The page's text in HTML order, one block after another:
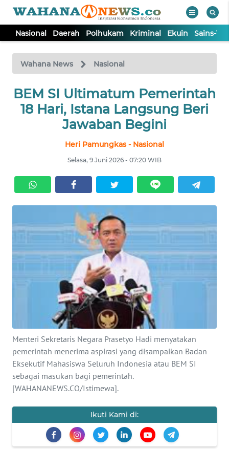
Nasional Daerah Polhukam Kriminal Ekuin Sains-
Wahana News Nasional
BEM SI Ultimatum Pemerintah
18 Hari, Istana Langsung Beri
Jawaban Begini
Heri Pamungkas - Nasional
Selasa, 9 Juni 2026 - 07:20 WIB
Menteri Sekretaris Negara Prasetyo Hadi menyatakan
pemerintah menerima aspirasi yang disampaikan Badan
Eksekutif Mahasiswa Seluruh Indonesia atau BEM SI
sebagai masukan bagi pemerintah.
[WAHANANEWS.CO/Istimewa].
Ikuti Kami di:
TV
Tutup
NASIONAL
KRIMINAL
EKUIN
SAINS-TEKNO
KESEHATAN
INTERNASIONAL
SERBA-SERBI
PENDIDIKAN
OLAHRAGA
OPINI
EDITORIAL